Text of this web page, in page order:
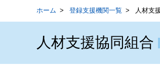
ホーム 登録支援機関一覧 人材支
人材支援協同組合